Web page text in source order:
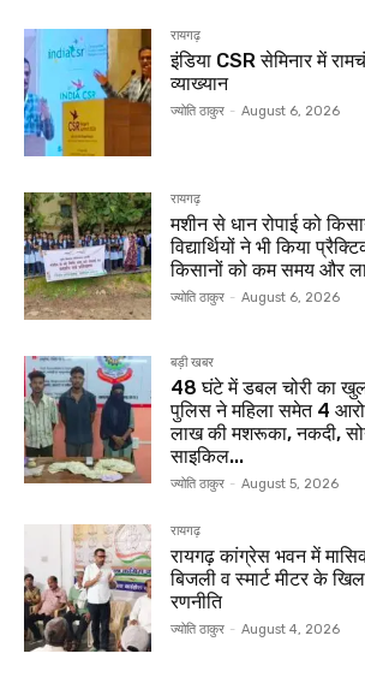
रायगढ़
इंडिया CSR सेमिनार में
व्याख्यान
ज्योति ठाकुर - August 6, 2026
रायगढ़
मशीन से धान रोपाई को
विद्यार्थियों ने भी किया
किसानों को कम समय और
ज्योति ठाकुर - August 6, 2026
बड़ी खबर
48 घंटे में डबल चोरी का
पुलिस ने महिला समेत 4
लाख की मशरूका, नकदी,
साइकिल...
ज्योति ठाकुर - August 5, 2026
रायगढ़
रायगढ़ कांग्रेस भवन में
बिजली व स्मार्ट मीटर के
रणनीति
ज्योति ठाकुर - August 4, 2026